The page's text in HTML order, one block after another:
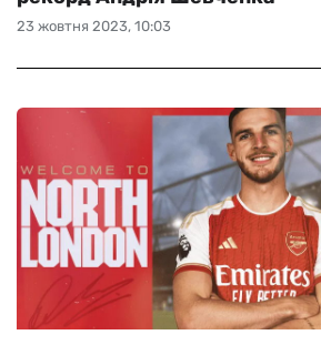
23 жовтня 2023, 10:03